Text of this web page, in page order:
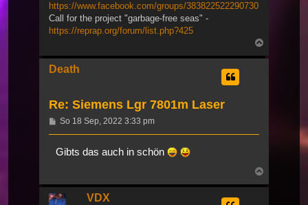
https://www.facebook.com/groups/383822522290730
Call for the project "garbage-free seas" -
https://reprap.org/forum/list.php?425
oben
Death
Re: Siemens Lgr 7801m Laser
Beitrag
So 18 Sep, 2022 3:33 pm
Gibts das auch in schön
oben
VDX